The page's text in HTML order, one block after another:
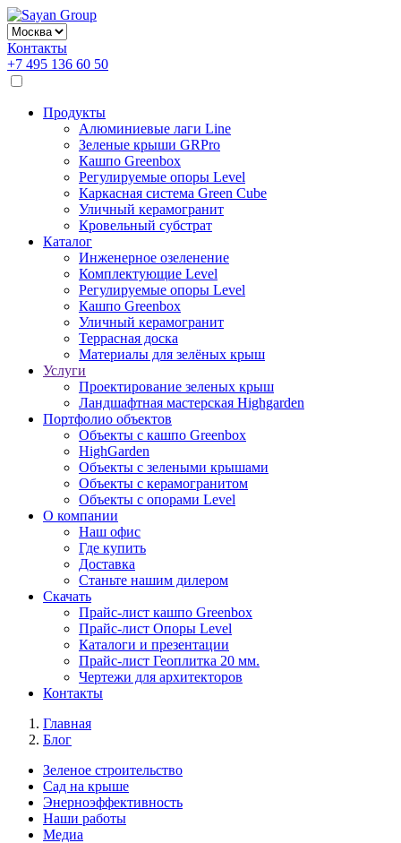
Контакты
+7 495 136 60 50
Продукты
Алюминиевые лаги Line
Зеленые крыши GRPro
Кашпо Greenbox
Регулируемые опоры Level
Каркасная система Green Cube
Уличный керамогранит
Кровельный субстрат
Каталог
Инженерное озеленение
Комплектующие Level
Регулируемые опоры Level
Кашпо Greenbox
Уличный керамогранит
Террасная доска
Материалы для зелёных крыш
Услуги
Проектирование зеленых крыш
Ландшафтная мастерская Highgarden
Портфолио объектов
Объекты с кашпо Greenbox
HighGarden
Объекты с зелеными крышами
Объекты с керамогранитом
Объекты с опорами Level
О компании
Наш офис
Где купить
Доставка
Станьте нашим дилером
Скачать
Прайс-лист кашпо Greenbox
Прайс-лист Опоры Level
Каталоги и презентации
Прайс-лист Геоплитка 20 мм.
Чертежи для архитекторов
Контакты
Главная
Блог
Зеленое строительство
Сад на крыше
Энерноэффективность
Наши работы
Медиа